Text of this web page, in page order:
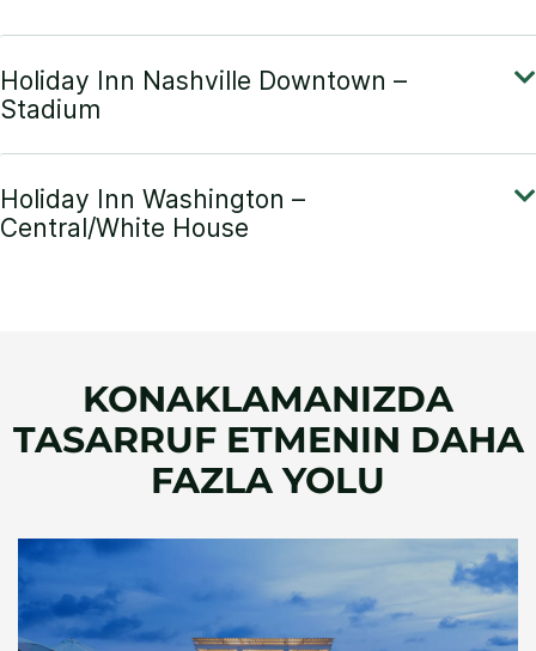
KONAKLAMANIZDA
TASARRUF ETMENIN DAHA
FAZLA YOLU